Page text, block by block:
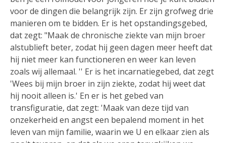
voor de dingen die belangrijk zijn. Er zijn grofweg drie
manieren om te bidden. Er is het opstandingsgebed,
dat zegt: "Maak de chronische ziekte van mijn broer
alstublieft beter, zodat hij geen dagen meer heeft dat
hij niet meer kan functioneren en weer kan leven
zoals wij allemaal. '' Er is het incarnatiegebed, dat zegt
'Wees bij mijn broer in zijn ziekte, zodat hij weet dat
hij nooit alleen is.' En er is het gebed van
transfiguratie, dat zegt: 'Maak van deze tijd van
onzekerheid en angst een bepalend moment in het
leven van mijn familie, waarin we U en elkaar zien als